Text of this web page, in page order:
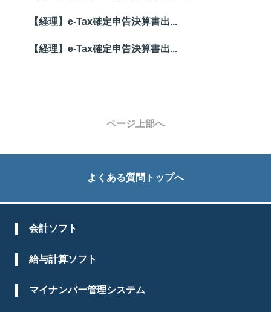
【経理】e-Tax確定申告決算書出...
【経理】e-Tax確定申告決算書出...
ページ上部へ
よくある質問トップへ
会計ソフト
給与計算ソフト
マイナンバー管理システム